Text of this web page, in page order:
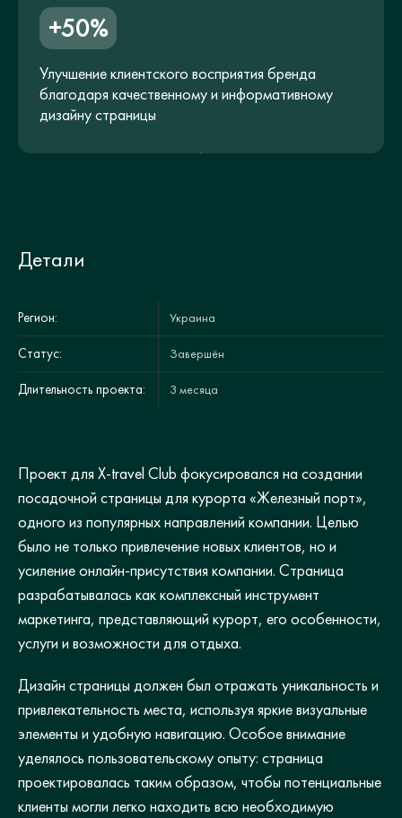
+50%
Улучшение клиентского восприятия бренда
благодаря качественному и информативному
дизайну страницы
Детали
Регион: Украина
Статус: Завершён
Длительность проекта: 3 месяца
Проект для X-travel Club фокусировался на создании
посадочной страницы для курорта «Железный порт»,
одного из популярных направлений компании. Целью
было не только привлечение новых клиентов, но и
усиление онлайн-присутствия компании. Страница
разрабатывалась как комплексный инструмент
маркетинга, представляющий курорт, его особенности,
услуги и возможности для отдыха.
Дизайн страницы должен был отражать уникальность и
привлекательность места, используя яркие визуальные
элементы и удобную навигацию. Особое внимание
уделялось пользовательскому опыту: страница
проектировалась таким образом, чтобы потенциальные
клиенты могли легко находить всю необходимую